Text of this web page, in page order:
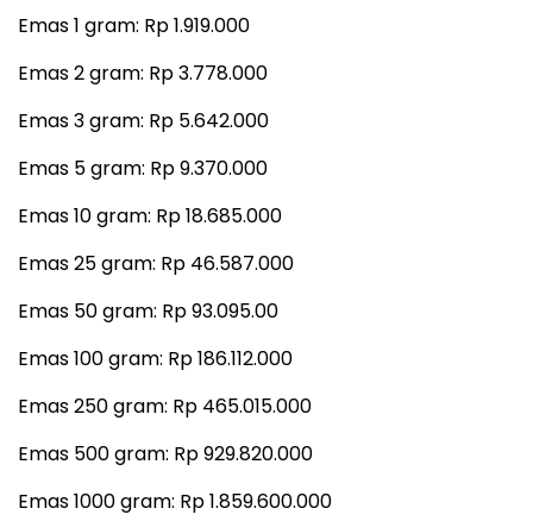
Emas 1 gram: Rp 1.919.000
Emas 2 gram: Rp 3.778.000
Emas 3 gram: Rp 5.642.000
Emas 5 gram: Rp 9.370.000
Emas 10 gram: Rp 18.685.000
Emas 25 gram: Rp 46.587.000
Emas 50 gram: Rp 93.095.00
Emas 100 gram: Rp 186.112.000
Emas 250 gram: Rp 465.015.000
Emas 500 gram: Rp 929.820.000
Emas 1000 gram: Rp 1.859.600.000